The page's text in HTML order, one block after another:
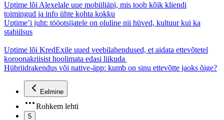
Uptime lõi Alexelale uue mobiiliäpi, mis toob kõik kliendi
toimingud ja info ühte kohta kokku
Uptime’i juht: tööotsijatele on oluline nii hüved, kultuur kui ka
stabiilsus
Uptime lõi KredExile uued veebilahendused, et aidata ettevõtetel
koroonakriisist hoolimata edasi liikuda
Hübriidrakendus või native-äpp: kumb on sinu ettevõtte jaoks õige?
Eelmine
Rohkem lehti
5